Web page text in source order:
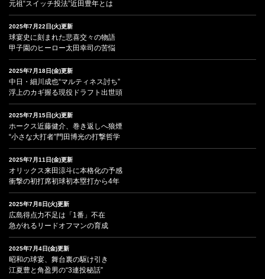
元祖“スイッチ投法”近田豊年とは
2025年7月22日(火)更新
球宴史に刻まれた悲喜交々の物語
甲子園のヒーロー太田幸司の苦悩
2025年7月18日(金)更新
中日・細川成也“マルティネス討ち”
浮上のカギ握る現役ドラフト出世頭
2025年7月15日(火)更新
ホークス近藤健介、巻き返しへ狼煙
“小さな大打者”門田博光の打撃哲学
2025年7月11日(金)更新
オリックス来田涼斗に本格化の予感
衝撃の初打席初球初本塁打から4年
2025年7月8日(火)更新
広島得点力不足は「1番」不在
急がれるリードオフマンの育成
2025年7月4日(金)更新
昭和の球宴、舞台裏の駆け引き
江夏豊と角盈男の“3連投秘話”